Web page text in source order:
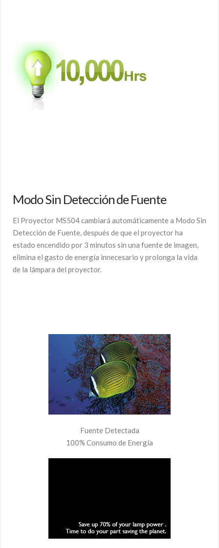
Modo Sin Detección de Fuente
El Proyector MS504 cambiará automáticamente a Modo Sin
Detección de Fuente, después de que el proyector ha
estado encendido por 3 minutos sin una fuente de imagen,
elimina el gasto de energía innecesario y prolonga la vida
de la lámpara del proyector.
Fuente Detectada
100% Consumo de Energía